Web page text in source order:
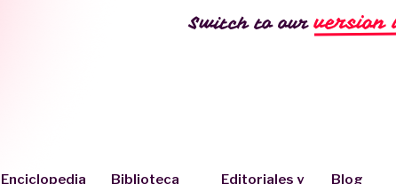
Switch to ourversion
Enciclopedia Biblioteca
Editoriales y
Blog